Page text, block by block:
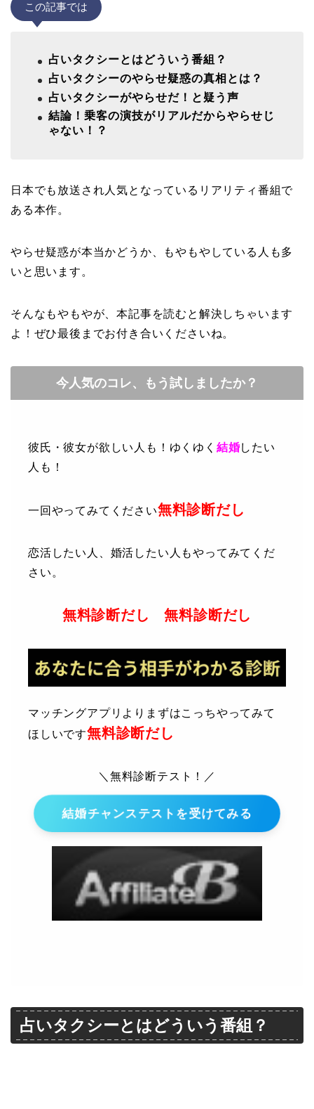
この記事では
占いタクシーとはどういう番組？
占いタクシーのやらせ疑惑の真相とは？
占いタクシーがやらせだ！と疑う声
結論！乗客の演技がリアルだからやらせじ
ゃない！？
日本でも放送され人気となっているリアリティ番組で
ある本作。
やらせ疑惑が本当かどうか、もやもやしている人も多
いと思います。
そんなもやもやが、本記事を読むと解決しちゃいます
よ！ぜひ最後までお付き合いくださいね。
今人気のコレ、もう試しましたか？
彼氏・彼女が欲しい人も！ゆくゆく 結婚したい
人も！
一回やってみてください無料診断だし
恋活したい人、婚活したい人もやってみてくだ
さい。
無料診断だし 無料診断だし
マッチングアプリよりまずはこっちやってみて
ほしいです無料診断だし
＼無料診断テスト！／
結婚チャンステストを受けてみる
占いタクシーとはどういう番組？